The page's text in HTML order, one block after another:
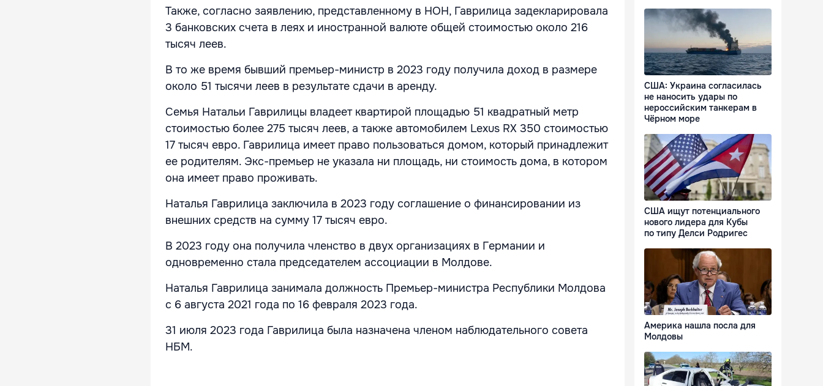
Также, согласно заявлению, представленному в НОН, Гаврилица задекларировала
3 банковских счета в леях и иностранной валюте общей стоимостью около 216
тысяч леев.
В то же время бывший премьер-министр в 2023 году получила доход в размере
около 51 тысячи леев в результате сдачи в аренду.
Семья Натальи Гаврилицы владеет квартирой площадью 51 квадратный метр
стоимостью более 275 тысяч леев, а также автомобилем Lexus RX 350 стоимостью
17 тысяч евро. Гаврилица имеет право пользоваться домом, который принадлежит
ее родителям. Экс-премьер не указала ни площадь, ни стоимость дома, в котором
она имеет право проживать.
Наталья Гаврилица заключила в 2023 году соглашение о финансировании из
внешних средств на сумму 17 тысяч евро.
В 2023 году она получила членство в двух организациях в Германии и
одновременно стала председателем ассоциации в Молдове.
Наталья Гаврилица занимала должность Премьер-министра Республики Молдова
с 6 августа 2021 года по 16 февраля 2023 года.
31 июля 2023 года Гаврилица была назначена членом наблюдательного совета
НБМ.
США: Украина согласилась
не наносить удары по
нероссийским танкерам в
Чёрном море
США ищут потенциального
нового лидера для Кубы
по типу Делси Родригес
Америка нашла посла для
Молдовы